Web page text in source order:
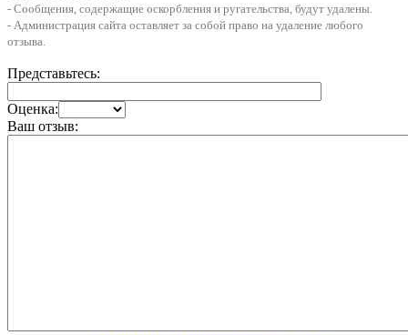
- Сообщения, содержащие оскорбления и ругательства, будут удалены.
- Администрация сайта оставляет за собой право на удаление любого
отзыва.
Представьтесь:
Оценка:
Ваш отзыв: